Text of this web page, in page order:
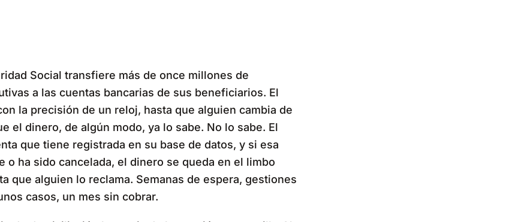
Social transfiere más de once millones de
a las cuentas bancarias de sus beneficiarios. El
la precisión de un reloj, hasta que alguien cambia de
el dinero, de algún modo, ya lo sabe. No lo sabe. El
que tiene registrada en su base de datos, y si esa
o ha sido cancelada, el dinero se queda en el limbo
que alguien lo reclama. Semanas de espera, gestiones
casos, un mes sin cobrar.